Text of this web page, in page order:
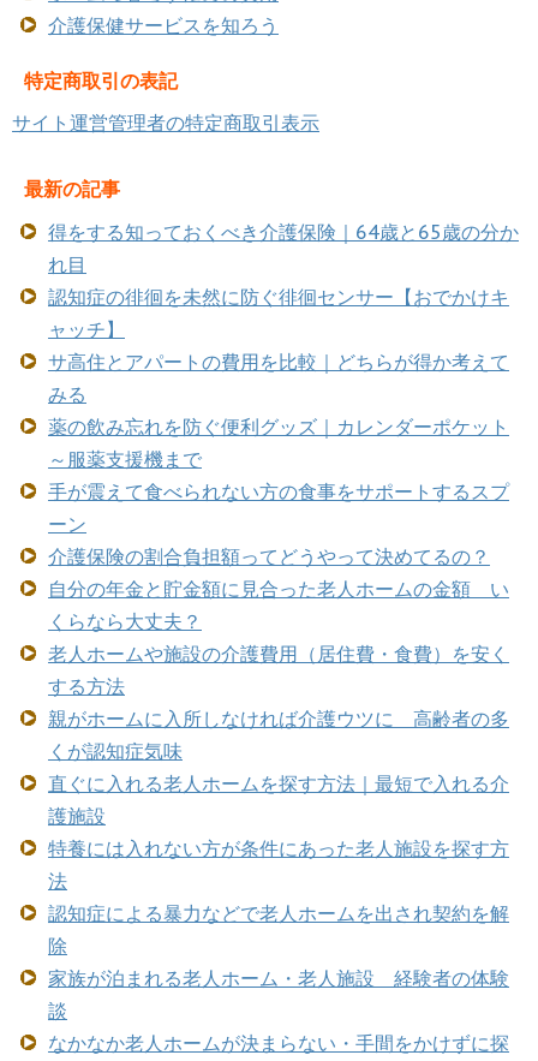
介護保健サービスを知ろう
特定商取引の表記
サイト運営管理者の特定商取引表示
最新の記事
得をする知っておくべき介護保険｜64歳と65歳の分か
れ目
認知症の徘徊を未然に防ぐ徘徊センサー【おでかけキ
ャッチ】
サ高住とアパートの費用を比較｜どちらが得か考えて
みる
薬の飲み忘れを防ぐ便利グッズ｜カレンダーポケット
～服薬支援機まで
手が震えて食べられない方の食事をサポートするスプ
ーン
介護保険の割合負担額ってどうやって決めてるの？
自分の年金と貯金額に見合った老人ホームの金額 い
くらなら大丈夫？
老人ホームや施設の介護費用（居住費・食費）を安く
する方法
親がホームに入所しなければ介護ウツに 高齢者の多
くが認知症気味
直ぐに入れる老人ホームを探す方法｜最短で入れる介
護施設
特養には入れない方が条件にあった老人施設を探す方
法
認知症による暴力などで老人ホームを出され契約を解
除
家族が泊まれる老人ホーム・老人施設 経験者の体験
談
なかなか老人ホームが決まらない・手間をかけずに探